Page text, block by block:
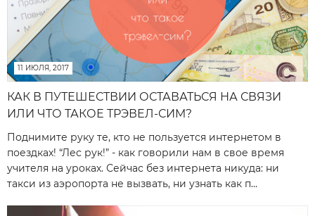
11 ИЮЛЯ, 2017
КАК В ПУТЕШЕСТВИИ ОСТАВАТЬСЯ НА СВЯЗИ
ИЛИ ЧТО ТАКОЕ ТРЭВЕЛ-СИМ?
Поднимите руку те, кто не пользуется интернетом в
поездках! “Лес рук!” - как говорили нам в свое время
учителя на уроках. Сейчас без интернета никуда: ни
такси из аэропорта не вызвать, ни узнать как п...